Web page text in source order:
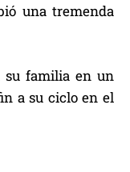
una tremenda
su familia en un
a su ciclo en el